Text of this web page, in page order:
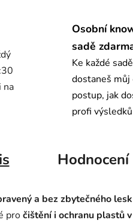
na
Osobní
sadě
Ke každé sadě
dostaneš můj
postup, jak
profi
Hodnocení
a bez zbytečného
pročištění i ochranu plastů v